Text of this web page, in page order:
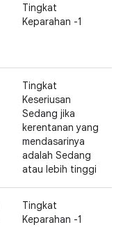
Tingkat
Keparahan -1
Tingkat
Keseriusan
Sedang jika
kerentanan yang
mendasarinya
adalah Sedang
atau lebih tinggi
Tingkat
Keparahan -1